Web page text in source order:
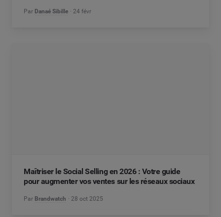
Par Danaé Sibille 24 févr
Maîtriser le Social Selling en 2026 : Votre guide
pour augmenter vos ventes sur les réseaux sociaux
Par Brandwatch 28 oct 2025